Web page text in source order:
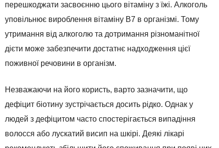
перешкоджати засвоєнню цього вітаміну з їжі. Алкоголь
уповільнює вироблення вітаміну В7 в організмі. Тому
утримання від алкоголю та дотримання різноманітної
дієти може забезпечити достатнє надходження цієї
поживної речовини в організм.
Незважаючи на його користь, варто зазначити, що
дефіцит біотину зустрічається досить рідко. Однак у
людей з дефіцитом часто спостерігається випадіння
волосся або лускатий висип на шкірі. Деякі лікарі